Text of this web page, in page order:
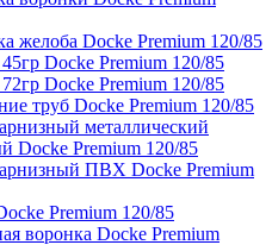
желоба Docke Premium 120/85
Docke Premium 120/85
Docke Premium 120/85
труб Docke Premium 120/85
металлический
Docke Premium 120/85
ПВХ Docke Premium
Premium 120/85
воронка Docke Premium